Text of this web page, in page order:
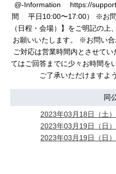
@-Information https://
間 平日10:00〜17:00） ※お問
（日程・会場）】をご明記の上
お願いいたします。 ※お問い
ご対応は営業時間内とさせて
てはご回答までに少々お時間を
ご了承いただけますよ
同
2023年03月18日（土
2023年03月19日（日
2023年03月19日（日